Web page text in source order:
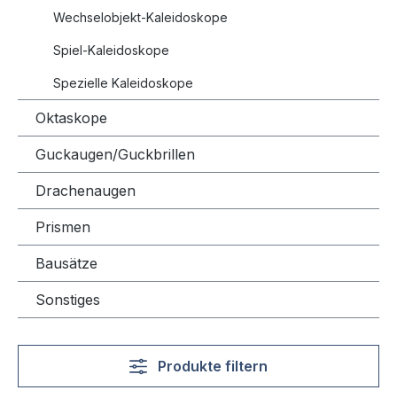
Wechselobjekt-Kaleidoskope
Spiel-Kaleidoskope
Spezielle Kaleidoskope
Oktaskope
Guckaugen/Guckbrillen
Drachenaugen
Prismen
Bausätze
Sonstiges
Produkte filtern